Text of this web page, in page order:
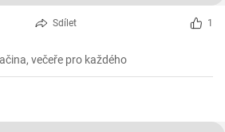
Sdílet 1
večeře pro každého